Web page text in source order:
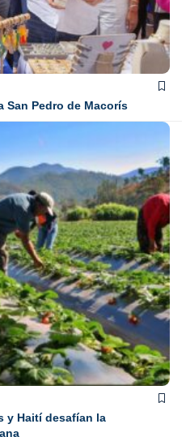
San Pedro de Macorís
y Haití desafían la